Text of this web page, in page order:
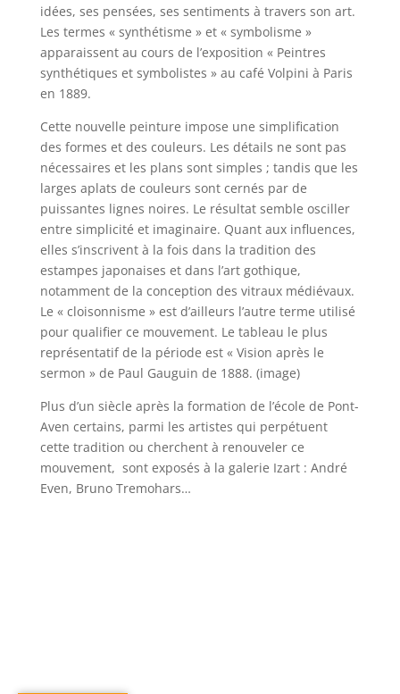
idées, ses pensées, ses sentiments à travers son art.
Les termes « synthétisme » et « symbolisme »
apparaissent au cours de l’exposition « Peintres
synthétiques et symbolistes » au café Volpini à Paris
en 1889.
Cette nouvelle peinture impose une simplification
des formes et des couleurs. Les détails ne sont pas
nécessaires et les plans sont simples ; tandis que les
larges aplats de couleurs sont cernés par de
puissantes lignes noires. Le résultat semble osciller
entre simplicité et imaginaire. Quant aux influences,
elles s’inscrivent à la fois dans la tradition des
estampes japonaises et dans l’art gothique,
notamment de la conception des vitraux médiévaux.
Le « cloisonnisme » est d’ailleurs l’autre terme utilisé
pour qualifier ce mouvement. Le tableau le plus
représentatif de la période est « Vision après le
sermon » de Paul Gauguin de 1888. (image)
Plus d’un siècle après la formation de l’école de Pont-
Aven certains, parmi les artistes qui perpétuent
cette tradition ou cherchent à renouveler ce
mouvement, sont exposés à la galerie Izart : André
Even, Bruno Tremohars…